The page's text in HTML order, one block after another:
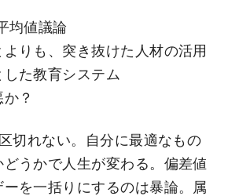
均値議論
よりも、突き抜けた人材の活用
した教育システム
？
切れない。自分に最適なもの
うかで人生が変わる。偏差値
を一括りにするのは暴論。属